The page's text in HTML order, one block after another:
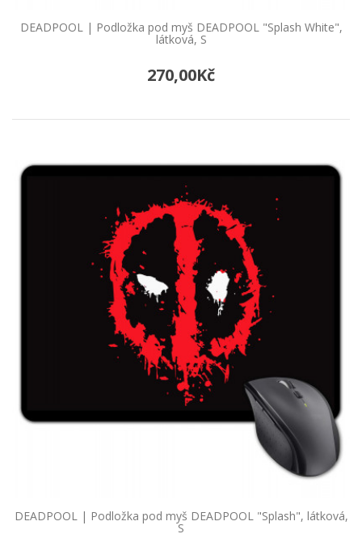
DEADPOOL | Podložka pod myš DEADPOOL "Splash White",
látková, S
270,00Kč
DEADPOOL | Podložka pod myš DEADPOOL "Splash", látková,
S